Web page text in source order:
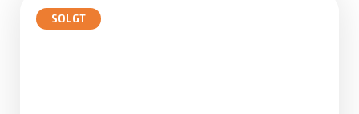
SOLGT